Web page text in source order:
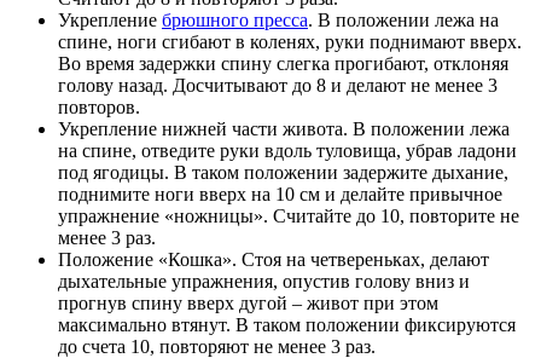
Укрепление брюшного пресса. В положении лежа на
спине, ноги сгибают в коленях, руки поднимают вверх.
Во время задержки спину слегка прогибают, отклоняя
голову назад. Досчитывают до 8 и делают не менее 3
повторов.
Укрепление нижней части живота. В положении лежа
на спине, отведите руки вдоль туловища, убрав ладони
под ягодицы. В таком положении задержите дыхание,
поднимите ноги вверх на 10 см и делайте привычное
упражнение «ножницы». Считайте до 10, повторите не
менее 3 раз.
Положение «Кошка». Стоя на четвереньках, делают
дыхательные упражнения, опустив голову вниз и
прогнув спину вверх дугой – живот при этом
максимально втянут. В таком положении фиксируются
до счета 10, повторяют не менее 3 раз.